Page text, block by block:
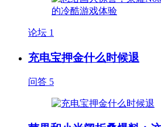
论坛 1
充电宝押金什么时候退
问答 5